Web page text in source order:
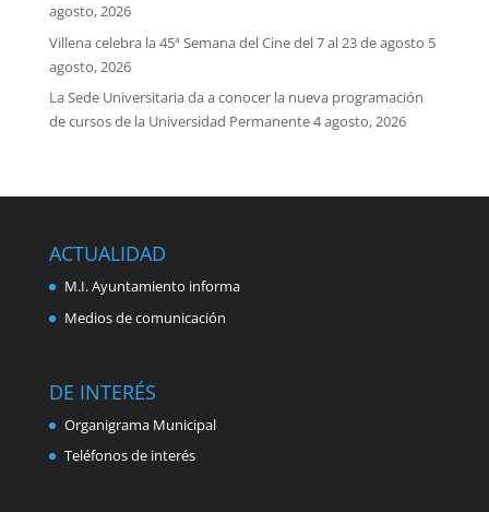
agosto, 2026
Villena celebra la 45ª Semana del Cine del 7 al 23 de agosto 5
agosto, 2026
La Sede Universitaria da a conocer la nueva programación
de cursos de la Universidad Permanente4 agosto, 2026
ACTUALIDAD
M.I. Ayuntamiento informa
Medios de comunicación
DE INTERÉS
Organigrama Municipal
Teléfonos de interés